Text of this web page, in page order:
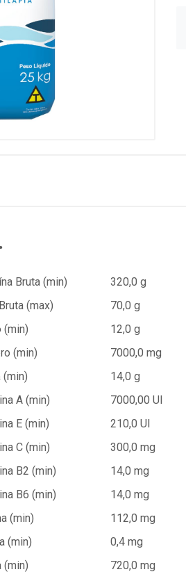
Bruta (min)
320,0 g
(max)
70,0 g
(min)
12,0 g
(min)
7000,0 mg
(min)
14,0 g
A (min)
7000,00 UI
E (min)
210,0 UI
C (min)
300,0 mg
B2 (min)
14,0 mg
B6 (min)
14,0 mg
(min)
112,0 mg
(min)
0,4 mg
(min)
720,0 mg